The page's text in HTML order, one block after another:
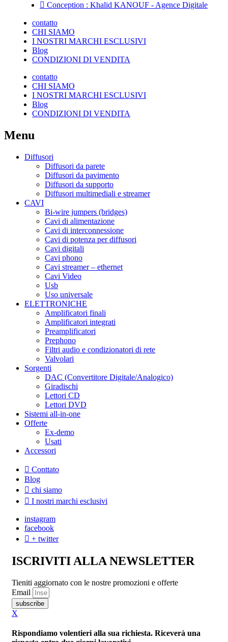
Conception : Khalid KANOUF - Agence Digitale
contatto
CHI SIAMO
I NOSTRI MARCHI ESCLUSIVI
Blog
CONDIZIONI DI VENDITA
contatto
CHI SIAMO
I NOSTRI MARCHI ESCLUSIVI
Blog
CONDIZIONI DI VENDITA
Menu
Diffusori
Diffusori da parete
Diffusori da pavimento
Diffusori da supporto
Diffusori multimediali e streamer
CAVI
Bi-wire jumpers (bridges)
Cavi di alimentazione
Cavi di interconnessione
Cavi di potenza per diffusori
Cavi digitali
Cavi phono
Cavi streamer – ethernet
Cavi Video
Usb
Uso universale
ELETTRONICHE
Amplificatori finali
Amplificatori integrati
Preamplificatori
Prephono
Filtri audio e condizionatori di rete
Valvolari
Sorgenti
DAC (Convertitore Digitale/Analogico)
Giradischi
Lettori CD
Lettori DVD
Sistemi all-in-one
Offerte
Ex-demo
Usati
Accessori
Conttato
Blog
chi siamo
I nostri marchi esclusivi
instagram
facebook
+ twitter
ISCRIVITI ALLA NEWSLETTER
Tieniti aggiornato con le nostre promozioni e offerte
Email
subscribe
X
Rispondiamo volentieri alla sua richiesta. Riceverà una